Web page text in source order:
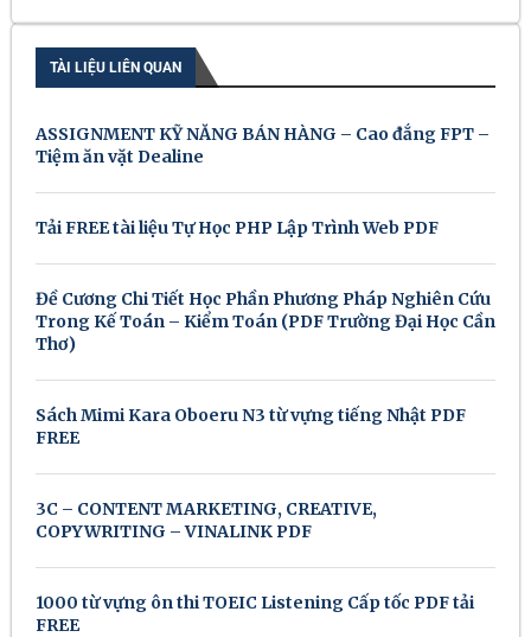
TÀI LIỆU LIÊN QUAN
ASSIGNMENT KỸ NĂNG BÁN HÀNG – Cao đẳng FPT –
Tiệm ăn vặt Dealine
Tải FREE tài liệu Tự Học PHP Lập Trình Web PDF
Đề Cương Chi Tiết Học Phần Phương Pháp Nghiên Cứu
Trong Kế Toán – Kiểm Toán (PDF Trường Đại Học Cần
Thơ)
Sách Mimi Kara Oboeru N3 từ vựng tiếng Nhật PDF
FREE
3C – CONTENT MARKETING, CREATIVE,
COPYWRITING – VINALINK PDF
1000 từ vựng ôn thi TOEIC Listening Cấp tốc PDF tải
FREE